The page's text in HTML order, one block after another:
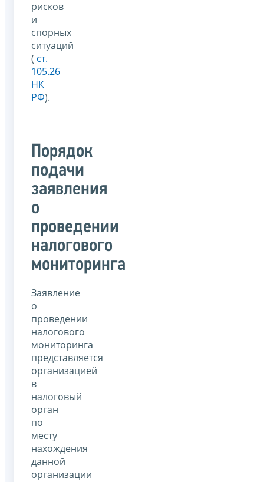
рисков
и
спорных
ситуаций
( ст.
105.26
НК
РФ).
Порядок
подачи
заявления
о
проведении
налогового
мониторинга
Заявление
о
проведении
налогового
мониторинга
представляется
организацией
в
налоговый
орган
по
месту
нахождения
данной
организации